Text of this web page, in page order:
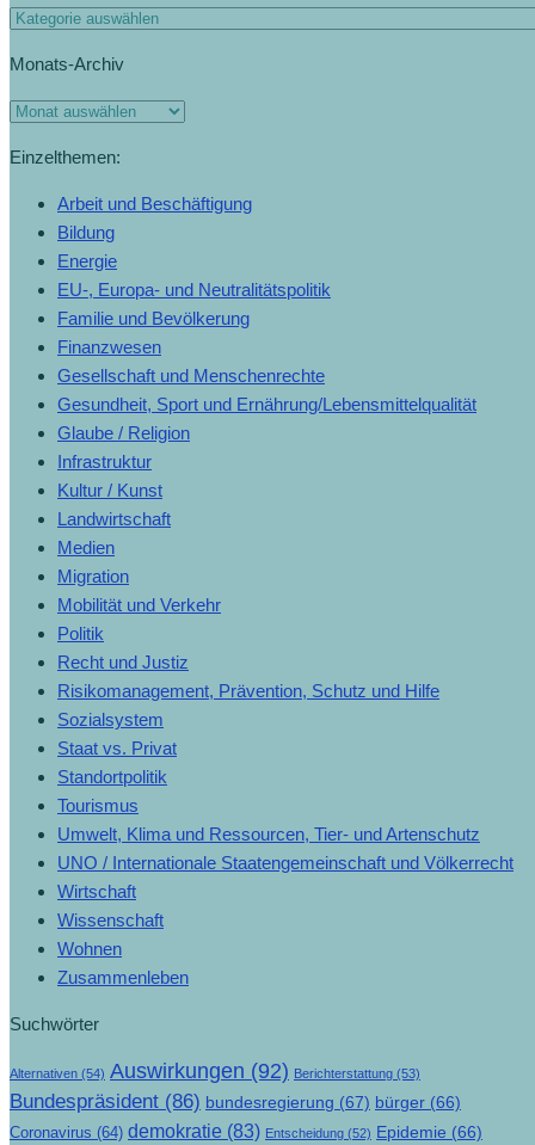
Monats-Archiv
Einzelthemen:
Arbeit und Beschäftigung
Bildung
Energie
EU-, Europa- und Neutralitätspolitik
Familie und Bevölkerung
Finanzwesen
Gesellschaft und Menschenrechte
Gesundheit, Sport und Ernährung/Lebensmittelqualität
Glaube / Religion
Infrastruktur
Kultur / Kunst
Landwirtschaft
Medien
Migration
Mobilität und Verkehr
Politik
Recht und Justiz
Risikomanagement, Prävention, Schutz und Hilfe
Sozialsystem
Staat vs. Privat
Standortpolitik
Tourismus
Umwelt, Klima und Ressourcen, Tier- und Artenschutz
UNO / Internationale Staatengemeinschaft und Völkerrecht
Wirtschaft
Wissenschaft
Wohnen
Zusammenleben
Suchwörter
Alternativen (54) Auswirkungen (92) Berichterstattung (53)
Bundespräsident (86) bundesregierung (67) bürger (66)
Coronavirus (64) demokratie (83) Entscheidung (52) Epidemie (66)